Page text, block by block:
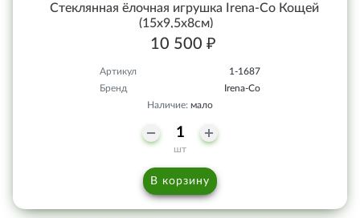
Стеклянная ёлочная игрушка Irena-Co Кощей
(15х9,5х8см)
10 500 ₽
Артикул
1-1687
Бренд
Irena-Co
Наличие: мало
шт
В корзину